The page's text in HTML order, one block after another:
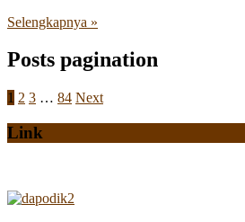
Selengkapnya »
Posts pagination
1 2 3 … 84 Next
Link